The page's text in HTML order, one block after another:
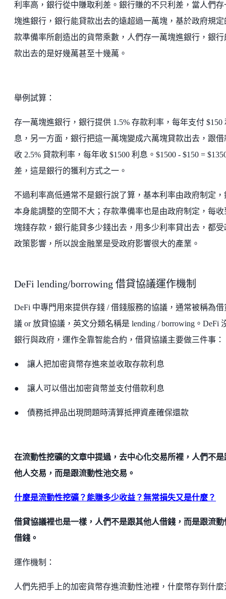
利率高，銀行從中賺取利差。銀行賺的不只利差，當人們存
塊進銀行，銀行能貸款出去的遠超過一萬塊，基於政府規定
款準備率所創造出的貨幣乘數，人們存一萬塊進銀行，銀行
款出去的是好幾萬甚至十幾萬。
舉例試算：
存一萬塊進銀行，銀行提供 1.5% 存款利率，每年支付 $150
息，另一方面，銀行把這一萬塊變成六萬塊貸款出去，跟借
收 2.5% 貸款利率，每年收 $1500 利息。$1500 - $150 =
差，這是銀行的獲利方式之一。
不過利率高低通常不是銀行說了算，基本利率由政府制定，
本身能調整的空間不大；存款準備率也是由政府制定，每收
塊錢存款，銀行能貸多少錢出去，用多少利率貸出去，都受
政策影響，所以說金融業是受政府影響很大的產業。
DeFi lending/borrowing 借貸協議運作機制
DeFi 中專門用來提供存錢 / 借錢服務的協議，通常被稱為借
議 or 放貸協議，英文分類名稱是 lending / borrowing。DeFi
銀行與政府，運作全靠智能合約，借貸協議主要做三件事：
● 讓人把加密貨幣存進來並收取存款利息
● 讓人可以借出加密貨幣並支付借款利息
● 債務抵押品出現問題時清算抵押資產確保還款
在流動性挖礦的文章中提過，去中心化交易所裡，人們不是
他人交易，而是跟流動性池交易。
什麼是流動性挖礦？能賺多少收益？無常損失又是什麼？
借貸協議裡也是一樣，人們不是跟其他人借錢，而是跟流動
借錢。
運作機制：
人們先把手上的加密貨幣存進流動性池裡，什麼幣存到什麼